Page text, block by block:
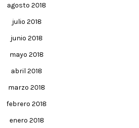
agosto 2018
julio 2018
junio 2018
mayo 2018
abril 2018
marzo 2018
febrero 2018
enero 2018